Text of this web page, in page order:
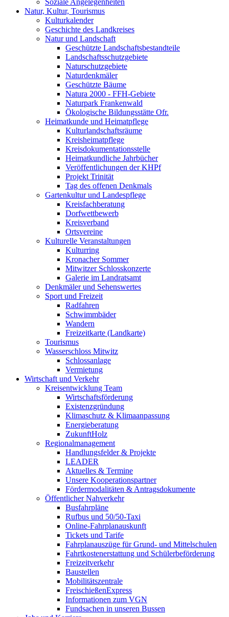
Soziale Angelegenheiten
Natur, Kultur, Tourismus
Kulturkalender
Geschichte des Landkreises
Natur und Landschaft
Geschützte Landschaftsbestandteile
Landschaftsschutzgebiete
Naturschutzgebiete
Naturdenkmäler
Geschützte Bäume
Natura 2000 - FFH-Gebiete
Naturpark Frankenwald
Ökologische Bildungsstätte Ofr.
Heimatkunde und Heimatpflege
Kulturlandschaftsräume
Kreisheimatpflege
Kreisdokumentationsstelle
Heimatkundliche Jahrbücher
Veröffentlichungen der KHPf
Projekt Trinität
Tag des offenen Denkmals
Gartenkultur und Landespflege
Kreisfachberatung
Dorfwettbewerb
Kreisverband
Ortsvereine
Kulturelle Veranstaltungen
Kulturring
Kronacher Sommer
Mitwitzer Schlosskonzerte
Galerie im Landratsamt
Denkmäler und Sehenswertes
Sport und Freizeit
Radfahren
Schwimmbäder
Wandern
Freizeitkarte (Landkarte)
Tourismus
Wasserschloss Mitwitz
Schlossanlage
Vermietung
Wirtschaft und Verkehr
Kreisentwicklung Team
Wirtschaftsförderung
Existenzgründung
Klimaschutz & Klimaanpassung
Energieberatung
ZukunftHolz
Regionalmanagement
Handlungsfelder & Projekte
LEADER
Aktuelles & Termine
Unsere Kooperationspartner
Fördermodalitäten & Antragsdokumente
Öffentlicher Nahverkehr
Busfahrpläne
Rufbus und 50/50-Taxi
Online-Fahrplanauskunft
Tickets und Tarife
Fahrplanauszüge für Grund- und Mittelschulen
Fahrtkostenerstattung und Schülerbeförderung
Freizeitverkehr
Baustellen
Mobilitätszentrale
FreischießenExpress
Informationen zum VGN
Fundsachen in unseren Bussen